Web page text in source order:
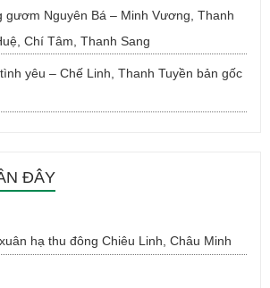
Nguyên Bá – Minh Vương, Thanh
Chí Tâm, Thanh Sang
yêu – Chế Linh, Thanh Tuyền bản gốc
ĐÂY
hạ thu đông Chiêu Linh, Châu Minh